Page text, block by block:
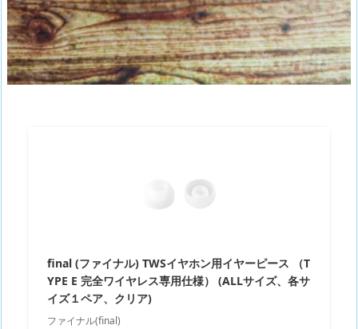
final (ファイナル) TWSイヤホン用イヤーピース （T
YPE E 完全ワイヤレス専用仕様） (ALLサイズ、各サ
イズ１ペア、クリア)
ファイナル(final)